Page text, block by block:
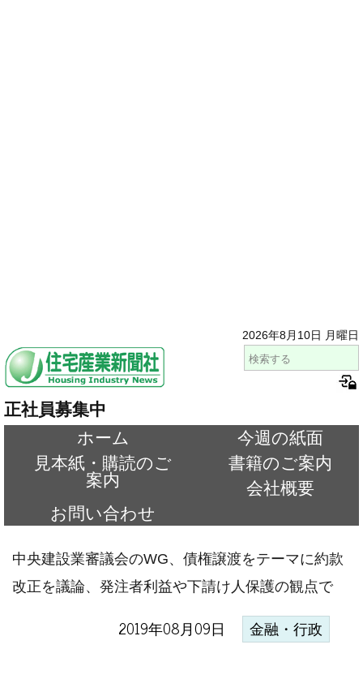
2026年8月10日 月曜日
正社員募集中
ホーム
今週の紙面
見本紙・購読のご
案内
書籍のご案内
会社概要
お問い合わせ
中央建設業審議会のWG、債権譲渡をテーマに約款
改正を議論、発注者利益や下請け人保護の観点で
2019年08月09日 金融・行政